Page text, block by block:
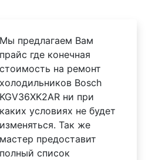
Мы предлагаем Вам
прайс где конечная
стоимость на ремонт
холодильников Bosch
KGV36XK2AR ни при
каких условиях не будет
изменяться. Так же
мастер предоставит
полный список